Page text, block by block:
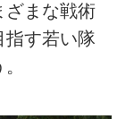
ざまな戦術
指す若い隊